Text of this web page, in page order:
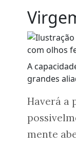
A
grandes
Haverá a
mente